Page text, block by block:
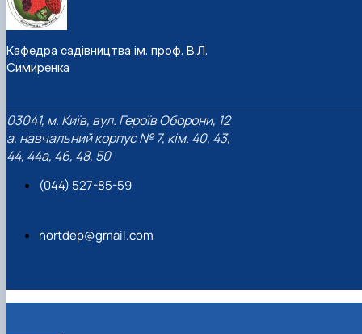
Кафедра садівництва ім. проф. В.Л.
Симиренка
03041, м. Київ, вул. Героїв Оборони, 12
а, навчальний корпус № 7, кім. 40, 43,
44, 44а, 46, 48, 50
(044) 527-85-59
hortdep@gmail.com